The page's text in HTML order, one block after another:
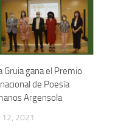
Gruia gana el Premio
de Poesía
Argensola
12, 2021